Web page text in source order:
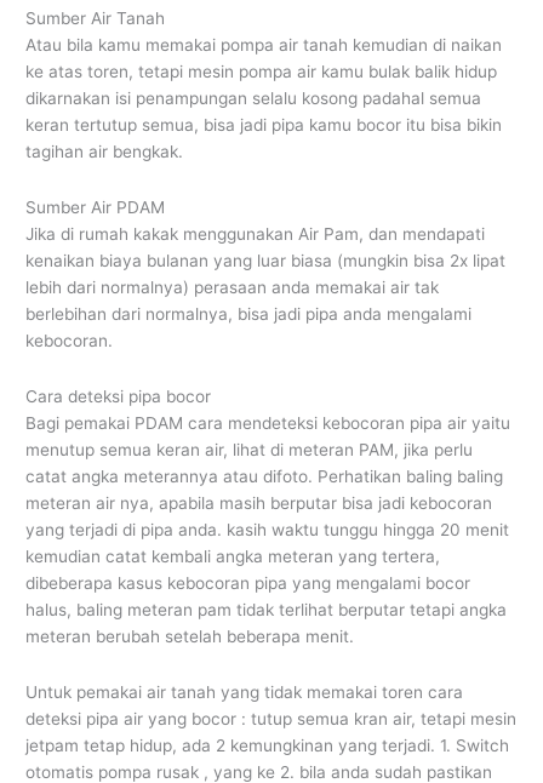
Sumber Air Tanah
Atau bila kamu memakai pompa air tanah kemudian di naikan
ke atas toren, tetapi mesin pompa air kamu bulak balik hidup
dikarnakan isi penampungan selalu kosong padahal semua
keran tertutup semua, bisa jadi pipa kamu bocor itu bisa bikin
tagihan air bengkak.
Sumber Air PDAM
Jika di rumah kakak menggunakan Air Pam, dan mendapati
kenaikan biaya bulanan yang luar biasa (mungkin bisa 2x lipat
lebih dari normalnya) perasaan anda memakai air tak
berlebihan dari normalnya, bisa jadi pipa anda mengalami
kebocoran.
Cara deteksi pipa bocor
Bagi pemakai PDAM cara mendeteksi kebocoran pipa air yaitu
menutup semua keran air, lihat di meteran PAM, jika perlu
catat angka meterannya atau difoto. Perhatikan baling baling
meteran air nya, apabila masih berputar bisa jadi kebocoran
yang terjadi di pipa anda. kasih waktu tunggu hingga 20 menit
kemudian catat kembali angka meteran yang tertera,
dibeberapa kasus kebocoran pipa yang mengalami bocor
halus, baling meteran pam tidak terlihat berputar tetapi angka
meteran berubah setelah beberapa menit.
Untuk pemakai air tanah yang tidak memakai toren cara
deteksi pipa air yang bocor : tutup semua kran air, tetapi mesin
jetpam tetap hidup, ada 2 kemungkinan yang terjadi. 1. Switch
otomatis pompa rusak , yang ke 2. bila anda sudah pastikan